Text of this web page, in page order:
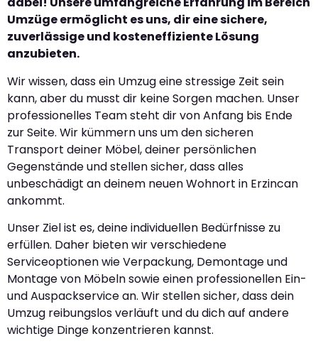
Umzüge ermöglicht es uns, dir eine sichere,
zuverlässige und kosteneffiziente Lösung
anzubieten.
Wir wissen, dass ein Umzug eine stressige Zeit sein
kann, aber du musst dir keine Sorgen machen. Unser
professionelles Team steht dir von Anfang bis Ende
zur Seite. Wir kümmern uns um den sicheren
Transport deiner Möbel, deiner persönlichen
Gegenstände und stellen sicher, dass alles
unbeschädigt an deinem neuen Wohnort in Erzincan
ankommt.
Unser Ziel ist es, deine individuellen Bedürfnisse zu
erfüllen. Daher bieten wir verschiedene
Serviceoptionen wie Verpackung, Demontage und
Montage von Möbeln sowie einen professionellen Ein-
und Auspackservice an. Wir stellen sicher, dass dein
Umzug reibungslos verläuft und du dich auf andere
wichtige Dinge konzentrieren kannst.